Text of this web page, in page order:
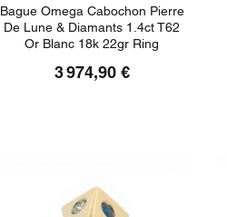
Bague Omega Cabochon Pierre
De Lune & Diamants 1.4ct T62
Or Blanc 18k 22gr Ring
3 974,90 €